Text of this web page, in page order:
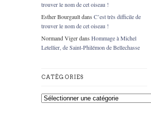
trouver le nom de cet oiseau !
Esther Bourgaultdans C’est très difficile de
trouver le nom de cet oiseau !
Normand Vigerdans Hommage à Michel
Letellier, de Saint-Philémon de Bellechasse
CATÉGORIES